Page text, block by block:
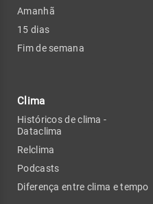
Amanhã
15 dias
Fim de semana
Clima
Históricos de clima -
Dataclima
Relclima
Podcasts
Diferença entre clima e tempo